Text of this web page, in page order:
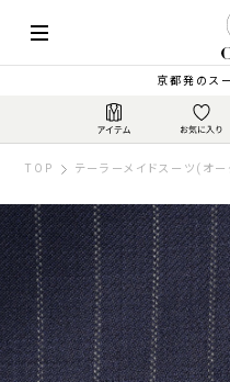
京都発のス
TOP テーラーメイドスーツ(オ